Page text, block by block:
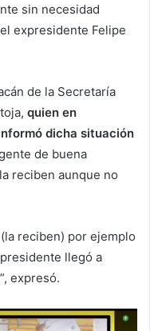
sin necesidad
expresidente Felipe
de la Secretaría
quien en
dicha situación
de buena
reciben aunque no
reciben) por ejemplo
llegó a
expresó.